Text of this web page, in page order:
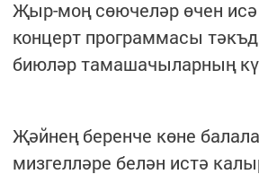
Җыр-моң сөючеләр өчен
концерт программасы
биюләр тамашачыларның
Җәйнең беренче көне
мизгелләре белән истә